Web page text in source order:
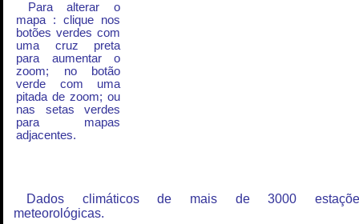
Para alterar o
mapa : clique nos
botões verdes com
uma cruz preta
para aumentar o
zoom; no botão
verde com uma
pitada de zoom; ou
nas setas verdes
para mapas
adjacentes.
Dados climáticos de mais de 3000
meteorológicas.